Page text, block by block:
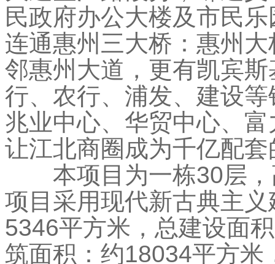
民政府办公大楼及市民
连通惠州三大桥：惠州
邻惠州大道，更有凯宾
行、农行、浦发、建设
兆业中心、华贸中心、
让江北商圈成为千亿配
本项目为一栋30层，
项目采用现代新古典主
5346平方米，总建设面
筑面积：约18034平方米